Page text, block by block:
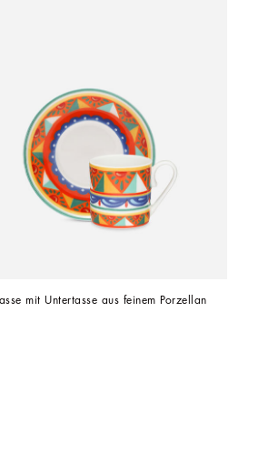
mit Untertasse aus feinem Porzellan